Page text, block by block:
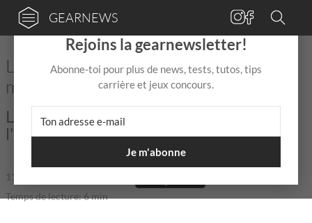
GEARNEWS
La guitare parfaite pour chaque genre :
mythe ou réalité ?
Le choix de ta guitare a-t-il vraiment de
l'importance ?
11 Août 2025
Temps de lecture: 6 min
×
Rejoins la gearnewsletter!
Abonne-toi pour plus de news, tests, tutos, tips
carrière et jeux concours.
Je m'abonne